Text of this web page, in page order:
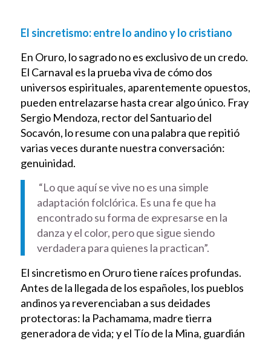
El sincretismo: entre lo andino y lo cristiano
En Oruro, lo sagrado no es exclusivo de un credo.
El Carnaval es la prueba viva de cómo dos
universos espirituales, aparentemente opuestos,
pueden entrelazarse hasta crear algo único. Fray
Sergio Mendoza, rector del Santuario del
Socavón, lo resume con una palabra que repitió
varias veces durante nuestra conversación:
genuinidad.
“Lo que aquí se vive no es una simple
adaptación folclórica. Es una fe que ha
encontrado su forma de expresarse en la
danza y el color, pero que sigue siendo
verdadera para quienes la practican”.
El sincretismo en Oruro tiene raíces profundas.
Antes de la llegada de los españoles, los pueblos
andinos ya reverenciaban a sus deidades
protectoras: la Pachamama, madre tierra
generadora de vida; y el Tío de la Mina, guardián